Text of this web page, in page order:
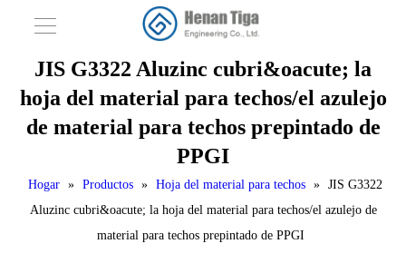
JIS G3322 Aluzinc cubri&oacute; la
hoja del material para techos/el azulejo
de material para techos prepintado de
PPGI
Hogar » Productos » Hoja del material para techos » JIS G3322
Aluzinc cubri&oacute; la hoja del material para techos/el azulejo de
material para techos prepintado de PPGI